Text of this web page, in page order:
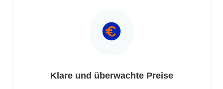
Klare und überwachte Preise